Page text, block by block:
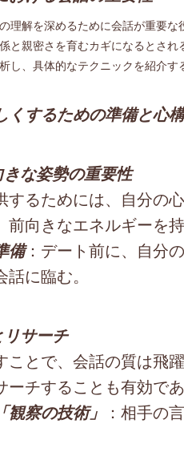
理解を深めるために会話が重要
と親密さを育むカギになるとさ
し、具体的なテクニックを紹介す
くするための準備と心
な姿勢の重要性
るためには、自分の
向きなエネルギーを
備：デート前に、自分
に臨む。
サーチ
とで、会話の質は飛
チすることも有効であ
察の技術」
：相手の